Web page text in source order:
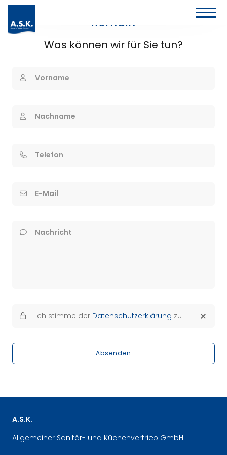
Kontakt
Was können wir für Sie tun?
Vorname
Nachname
Telefon
E-Mail
Nachricht
Ich stimme der Datenschutzerklärung zu
Absenden
A.S.K.
Allgemeiner Sanitär- und Küchenvertrieb GmbH